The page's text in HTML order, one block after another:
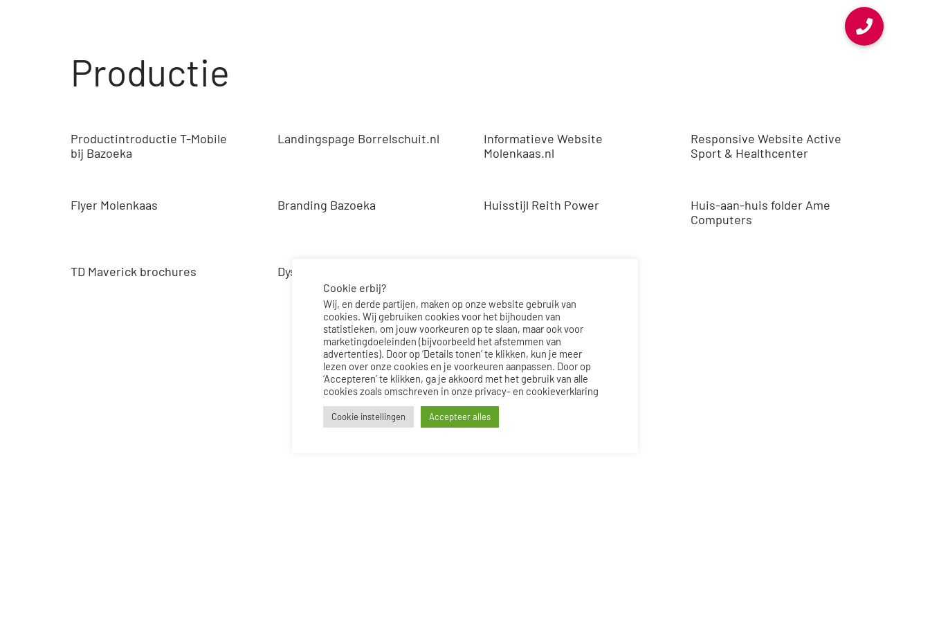
Productie
Productintroductie T-Mobile
bij Bazoeka
Landingspage Borrelschuit.nl
Informatieve Website
Molenkaas.nl
Responsive Website Active
Sport & Healthcenter
Flyer Molenkaas Branding Bazoeka Huisstijl Reith Power
Huis-aan-huis folder Ame
Computers
TD Maverick brochures Dysel – Folders NL en US
1 2
Cookie erbij?
Wij, en derde partijen, maken op onze website gebruik van
cookies. Wij gebruiken cookies voor het bijhouden van
statistieken, om jouw voorkeuren op te slaan, maar ook voor
marketingdoeleinden (bijvoorbeeld het afstemmen van
advertenties). Door op ‘Details tonen’ te klikken, kun je meer
lezen over onze cookies en je voorkeuren aanpassen. Door op
‘Accepteren’ te klikken, ga je akkoord met het gebruik van alle
cookies zoals omschreven in onze privacy- en cookieverklaring
Cookie instellingen Accepteer alles